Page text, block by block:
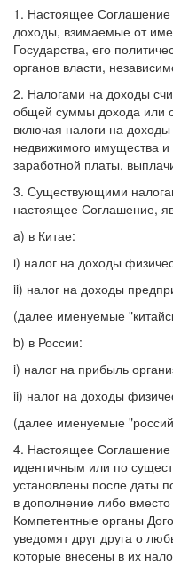
1. Настоящее Соглашение
доходы, взимаемые от
Государства, его
органов власти,
2. Налогами на доходы
общей суммы дохода или
включая налоги на
недвижимого имущества
заработной платы,
3. Существующими
настоящее Соглашение,
a) в Китае:
i) налог на доходы
ii) налог на доходы
(далее именуемые
b) в России:
i) налог на прибыль
ii) налог на доходы
(далее именуемые
4. Настоящее
идентичным или по
установлены после даты
в дополнение либо
Компетентные органы
уведомят друг друга о
которые внесены в их